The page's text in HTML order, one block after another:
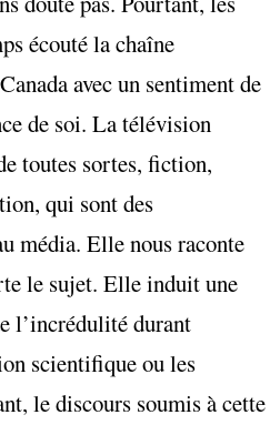
écouté la chaîne
avec un sentiment de
de soi. La télévision
toutes sortes, fiction,
qui sont des
média. Elle nous raconte
le sujet. Elle induit une
l’incrédulité durant
scientifique ou les
le discours soumis à cette